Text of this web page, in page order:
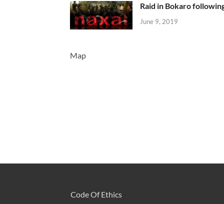
Raid in Bokaro
June 9, 2019
Map
Code Of Ethics